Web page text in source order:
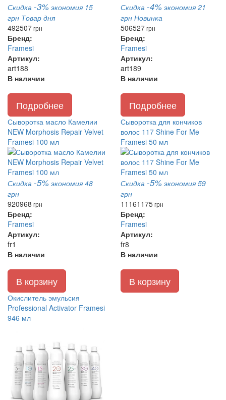
Скидка -3% экономия 15
грн Товар дня
492507грн
Бренд:
Framesi
Артикул:
art188
В наличии
Подробнее
Скидка -4% экономия 21
грн Новинка
506527грн
Бренд:
Framesi
Артикул:
art189
В наличии
Подробнее
Сыворотка масло Камелии
NEW Morphosis Repair Velvet
Framesi 100 мл
Скидка -5% экономия 48
грн
920968 грн
Бренд:
Framesi
Артикул:
fr1
В наличии
В корзину
Сыворотка для кончиков
волос 117 Shine For Me
Framesi 50 мл
Скидка -5% экономия 59
грн
11161175грн
Бренд:
Framesi
Артикул:
fr8
В наличии
В корзину
Окислитель эмульсия
Professional Activator Framesi
946 мл